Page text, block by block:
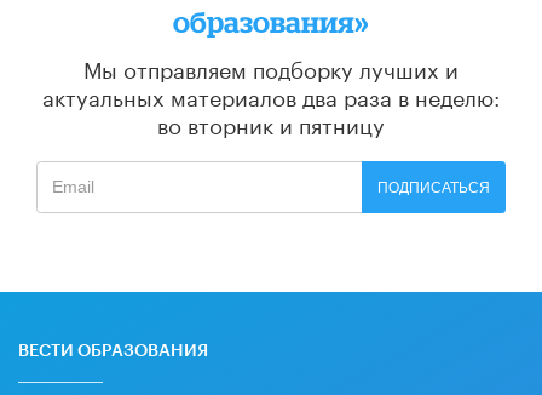
образования»
Мы отправляем подборку лучших и
актуальных материалов два раза в неделю:
во вторник и пятницу
ПОДПИСАТЬСЯ
ВЕСТИ ОБРАЗОВАНИЯ